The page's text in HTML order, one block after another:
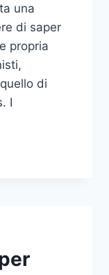
una
di saper
propria
di
I